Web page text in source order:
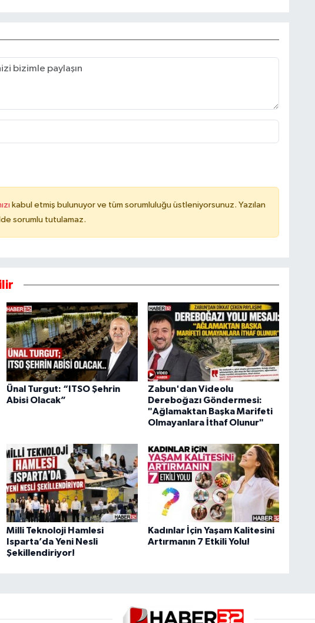
kabul etmiş bulunuyor ve tüm sorumluluğu üstleniyorsunuz. Yazılan
sorumlu tutulamaz.
Ünal Turgut: “ITSO Şehrin
Abisi Olacak”
Zabun'dan Videolu
Dereboğazı Göndermesi:
"Ağlamaktan Başka Marifeti
Olmayanlara İthaf Olunur"
Milli Teknoloji Hamlesi
Isparta’da Yeni Nesli
Şekillendiriyor!
Kadınlar İçin Yaşam Kalitesini
Artırmanın 7 Etkili Yolu!